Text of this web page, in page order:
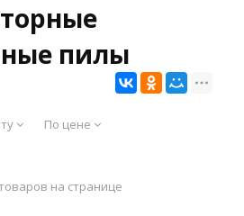
пилы
По цене
на странице